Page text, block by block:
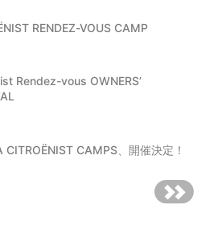
RENDEZ-VOUS CAMP
Rendez-vous OWNERS’
CITROËNIST CAMPS、開催決定！